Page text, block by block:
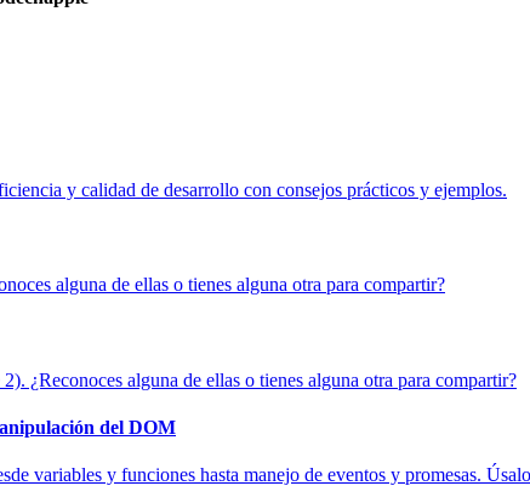
y calidad de desarrollo con consejos prácticos y ejemplos.
alguna de ellas o tienes alguna otra para compartir?
¿Reconoces alguna de ellas o tienes alguna otra para compartir?
del DOM
variables y funciones hasta manejo de eventos y promesas.